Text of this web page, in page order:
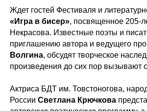
Ждет гостей Фестиваля и
«Игра в бисер», посвященное 205-
Некрасова. Известные поэты и
приглашению автора и ведущего
Волгина, обсудят творческое
произведения до сих пор вызывают
Актриса БДТ им. Товстоногова,
России Светлана Крючкова